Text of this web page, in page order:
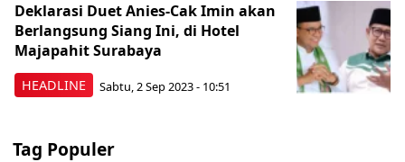
HEADLINE
Deklarasi Duet Anies-Cak Imin akan
Berlangsung Siang Ini, di Hotel
Majapahit Surabaya
Sabtu, 2 Sep 2023 - 10:51
Tag Populer